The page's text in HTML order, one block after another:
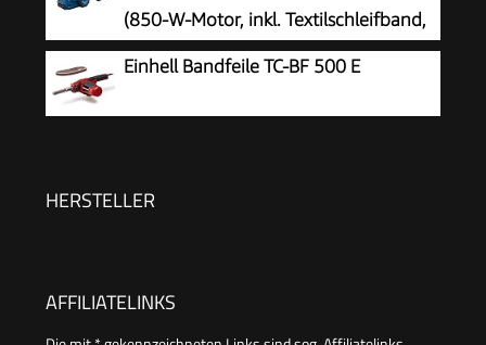
(850-W-Motor, inkl. Textilschleifband,
Staubbeutel)
Einhell Bandfeile TC-BF 500 E
HERSTELLER
AFFILIATELINKS